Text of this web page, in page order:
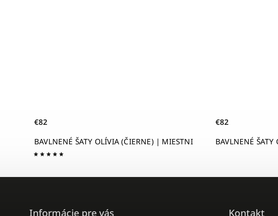
(ČIERNE) | MIESTNI BAVLNENÉ ŠATY OLÍVIA (MODRÉ) | MIESTNI
Informácie pre vás Kontakt